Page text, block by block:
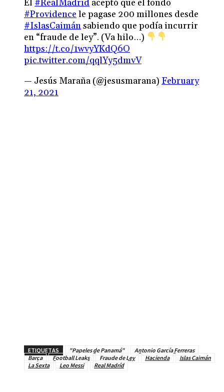
El #RealMadrid aceptó que el fondo
#Providence le pagase 200 millones desde
#IslasCaimánsabiendo que podía incurrir
en “fraude de ley”. (Va hilo…)
https://t.co/1wvyYKdQ6O
pic.twitter.com/qqlYy5dmvV
— Jesús Maraña (@jesusmarana) February
21, 2021
ETIQUETAS "Papeles de Panamá"
Antonio García Ferreras
Barça
Football Leaks Fraude de Ley Hacienda
Islas Caimán
La Sexta
Leo Messi Real Madríd